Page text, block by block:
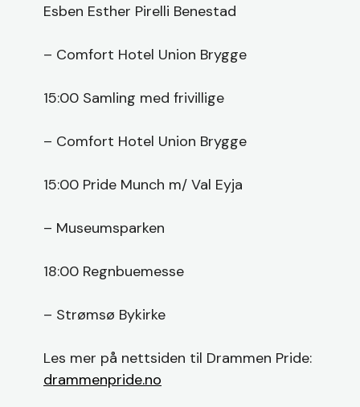
Esben Esther Pirelli Benestad
– Comfort Hotel Union Brygge
15:00 Samling med frivillige
– Comfort Hotel Union Brygge
15:00 Pride Munch m/ Val Eyja
– Museumsparken
18:00 Regnbuemesse
– Strømsø Bykirke
Les mer på nettsiden til Drammen Pride:
drammenpride.no